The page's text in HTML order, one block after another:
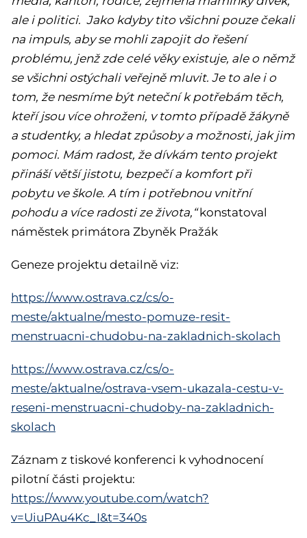
ale i politici. Jako kdyby tito všichni pouze čekali
na impuls, aby se mohli zapojit do řešení
problému, jenž zde celé věky existuje, ale o němž
se všichni ostýchali veřejně mluvit. Je to ale i o
tom, že nesmíme být neteční k potřebám těch,
kteří jsou více ohroženi, v tomto případě žákyně
a studentky, a hledat způsoby a možnosti, jak jim
pomoci. Mám radost, že dívkám tento projekt
přináší větší jistotu, bezpečí a komfort při
pobytu ve škole. A tím i potřebnou vnitřní
pohodu a více radosti ze života,“konstatoval
náměstek primátora Zbyněk Pražák
Geneze projektu detailně viz:
https://www.ostrava.cz/cs/o-
meste/aktualne/mesto-pomuze-resit-
menstruacni-chudobu-na-zakladnich-skolach
https://www.ostrava.cz/cs/o-
meste/aktualne/ostrava-vsem-ukazala-cestu-v-
reseni-menstruacni-chudoby-na-zakladnich-
skolach
Záznam z tiskové konferenci k vyhodnocení
pilotní části projektu:
https://www.youtube.com/watch?
v=UiuPAu4Kc_I&t=340s